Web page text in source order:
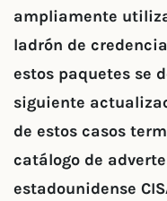
ampliamente
ladrón de
estos paquetes se
siguiente
de estos casos
catálogo de
estadounidense